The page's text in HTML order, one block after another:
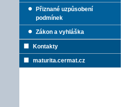
Přiznané uzpůsobení
podmínek
Zákon a vyhláška
Kontakty
maturita.cermat.cz